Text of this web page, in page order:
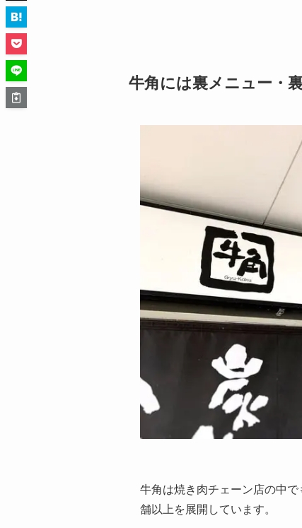
牛角には裏メニュー・
牛角は焼き肉チェーン店の中
舗以上を展開しています。